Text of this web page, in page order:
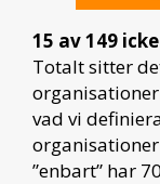
15 av 149
Totalt sitter
vad vi
”enbart” har